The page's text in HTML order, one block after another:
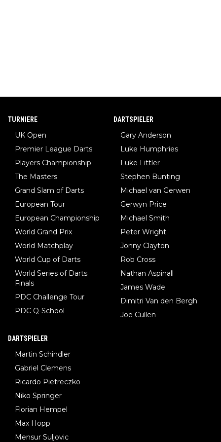
TURNIERE
UK Open
Premier League Darts
Players Championship
The Masters
Grand Slam of Darts
European Tour
European Championship
World Grand Prix
World Matchplay
World Cup of Darts
World Series of Darts
Finals
PDC Challenge Tour
PDC Q-School
DARTSPIELER
Gary Anderson
Luke Humphries
Luke Littler
Stephen Bunting
Michael van Gerwen
Gerwyn Price
Michael Smith
Peter Wright
Jonny Clayton
Rob Cross
Nathan Aspinall
James Wade
Dimitri Van den Bergh
Joe Cullen
DARTSPIELER
Martin Schindler
Gabriel Clemens
Ricardo Pietreczko
Niko Springer
Florian Hempel
Max Hopp
Mensur Suljovic